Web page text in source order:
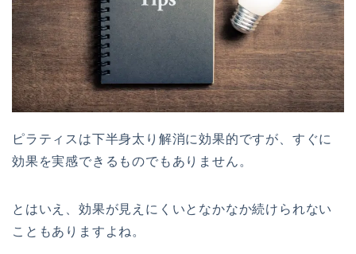
ピラティスは下半身太り解消に効果的ですが、すぐに
効果を実感できるものでもありません。
とはいえ、効果が見えにくいとなかなか続けられない
こともありますよね。